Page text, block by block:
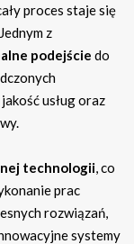
proces staje się
z
podejście do
usług oraz
technologii , co
prac
rozwiązań,
systemy